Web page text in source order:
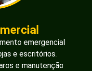
emergencial
e escritórios.
e manutenção